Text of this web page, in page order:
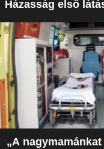
Házasság első
„A